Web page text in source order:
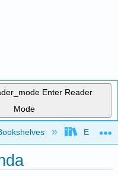
Enter Reader
Mode
hierarchy